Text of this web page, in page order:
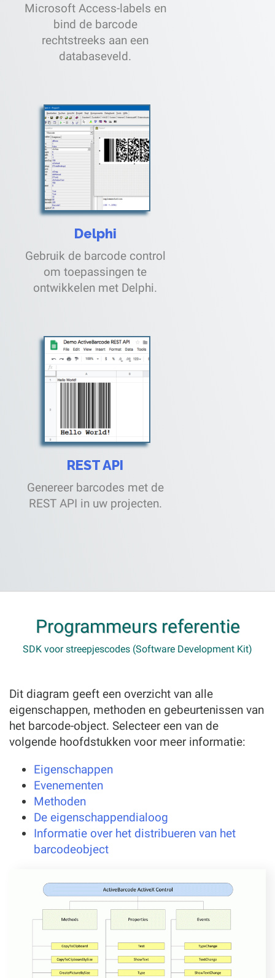
Microsoft Access-labels en
bind de barcode
rechtstreeks aan een
databaseveld.
Delphi
Gebruik de barcode control
om toepassingen te
ontwikkelen met Delphi.
REST API
Genereer barcodes met de
REST API in uw projecten.
Programmeurs referentie
SDK voor streepjescodes (Software Development Kit)
Dit diagram geeft een overzicht van alle
eigenschappen, methoden en gebeurtenissen van
het barcode-object. Selecteer een van de
volgende hoofdstukken voor meer informatie:
Eigenschappen
Evenementen
Methoden
De eigenschappendialoog
Informatie over het distribueren van het
barcodeobject